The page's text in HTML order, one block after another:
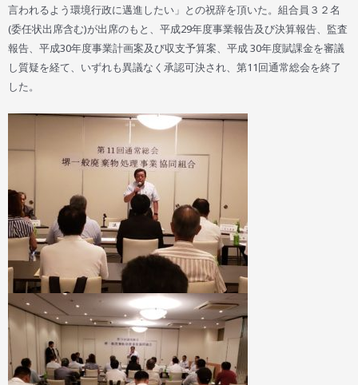
言われるよう環境行政に邁進したい」との祝辞を頂いた。組合員３２名
(委任状出席含む)が出席のもと
、平成29年度事業報告及び決算報告、監査
報告、平成30年度事業計画案及び収支予算案、平成 30年度賦課金を審議
し質疑を経て、いずれも異議なく承認可決され、第11回通常総会を終了
した。